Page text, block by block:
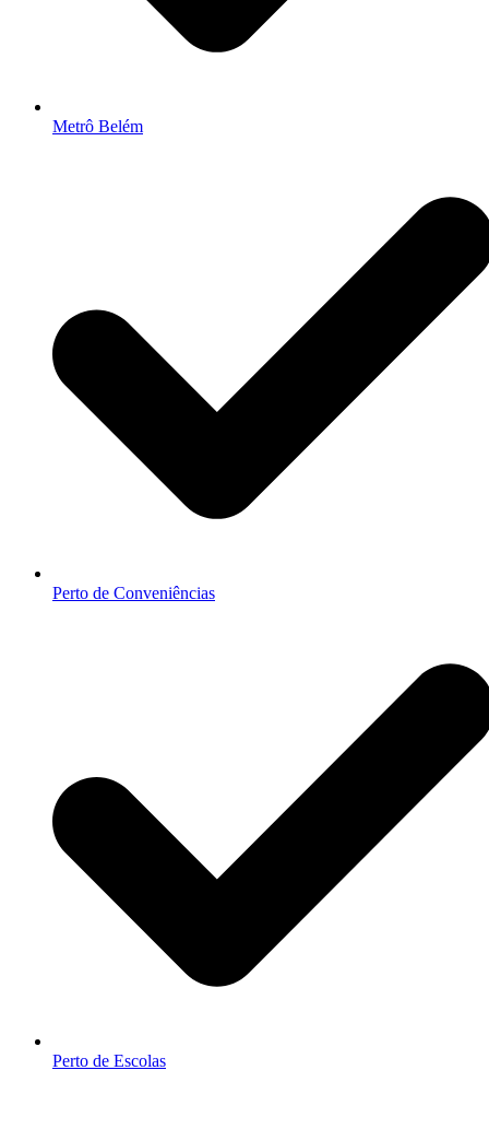
Metrô Belém
Perto de Conveniências
Perto de Escolas